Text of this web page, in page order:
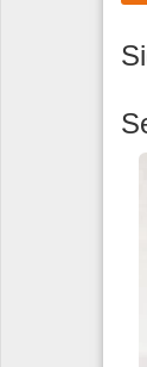
Espectáculos